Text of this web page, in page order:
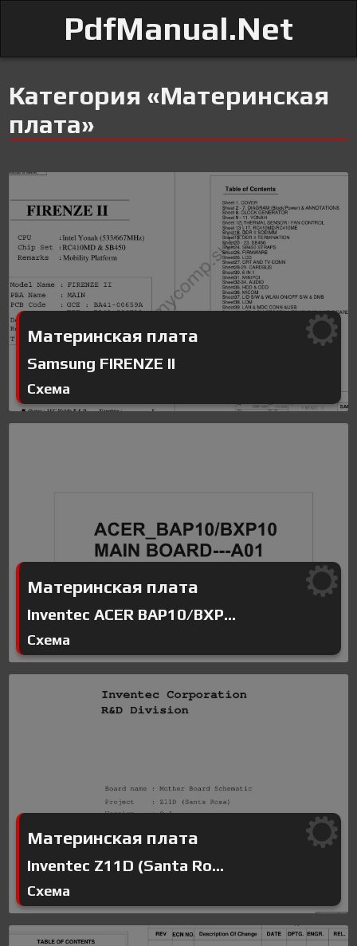
PdfManual.Net
Категория «Материнская
плата»
Материнская плата
Samsung FIRENZE II
Схема
Материнская плата
Inventec ACER BAP10/BXP...
Схема
Материнская плата
Inventec Z11D (Santa Ro...
Схема